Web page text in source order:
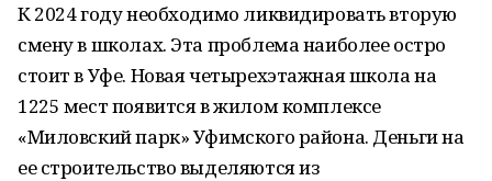
К 2024 году необходимо ликвидировать вторую
смену в школах. Эта проблема наиболее остро
стоит в Уфе. Новая четырехэтажная школа на
1225 мест появится в жилом комплексе
«Миловский парк» Уфимского района. Деньги на
ее строительство выделяются из